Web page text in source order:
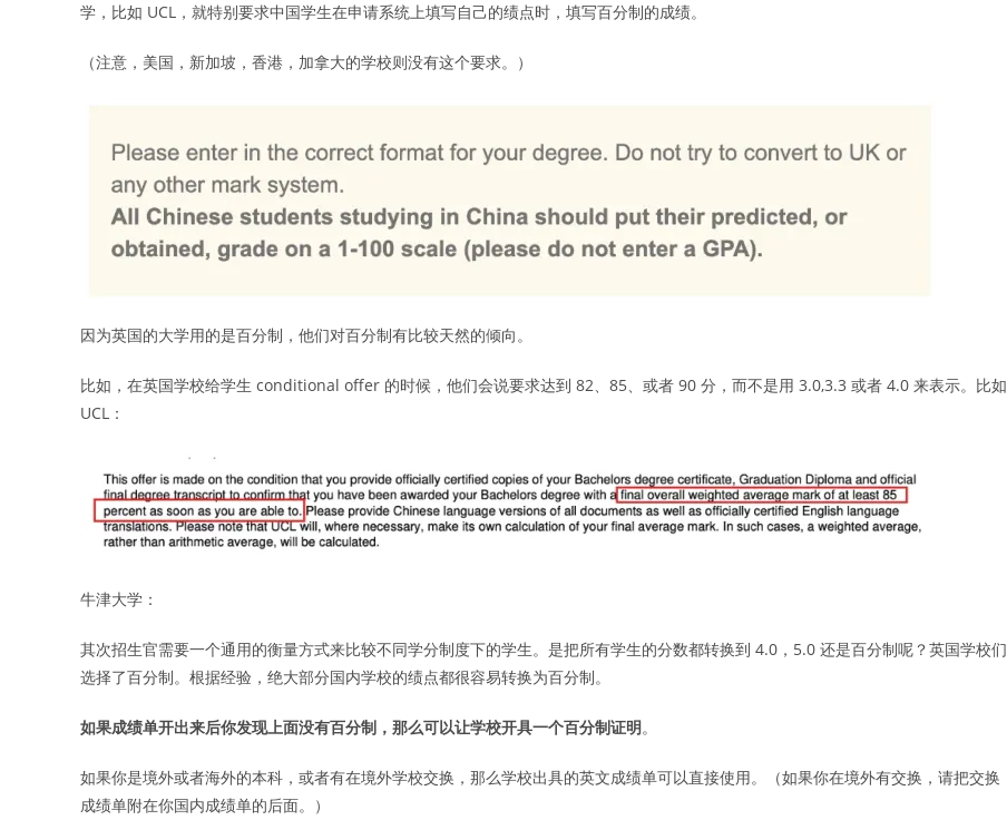
学，比如 UCL，就特别要求中国学生在申请系统上填写自己的绩点时，填写百分制的成绩。
（注意，美国，新加坡，香港，加拿大的学校则没有这个要求。）
因为英国的大学用的是百分制，他们对百分制有比较天然的倾向。
比如，在英国学校给学生 conditional offer 的时候，他们会说要求达到 82、85、或者 90 分，而不是用 3.0,3.3 或者 4.0 来表示。比如
UCL：
牛津大学：
其次招生官需要一个通用的衡量方式来比较不同学分制度下的学生。是把所有学生的分数都转换到 4.0，5.0 还是百分制呢？英国学校们
选择了百分制。根据经验，绝大部分国内学校的绩点都很容易转换为百分制。
如果成绩单开出来后你发现上面没有百分制，那么可以让学校开具一个百分制证明。
如果你是境外或者海外的本科，或者有在境外学校交换，那么学校出具的英文成绩单可以直接使用。（如果你在境外有交换，请把交换
成绩单附在你国内成绩单的后面。）